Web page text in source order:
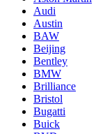
Audi
Austin
BAW
Beijing
Bentley
BMW
Brilliance
Bristol
Bugatti
Buick